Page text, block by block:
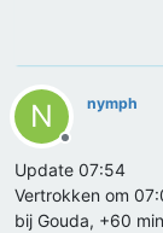
N
Offline
nymph
Update 07:54
Vertrokken om
bij Gouda, +60